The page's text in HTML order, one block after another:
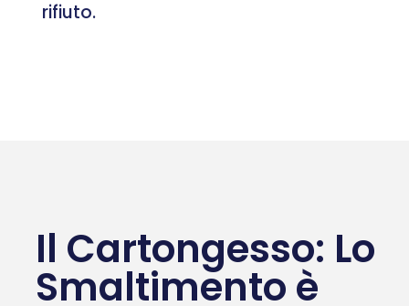
rifiuto.
Il Cartongesso: Lo
Smaltimento è